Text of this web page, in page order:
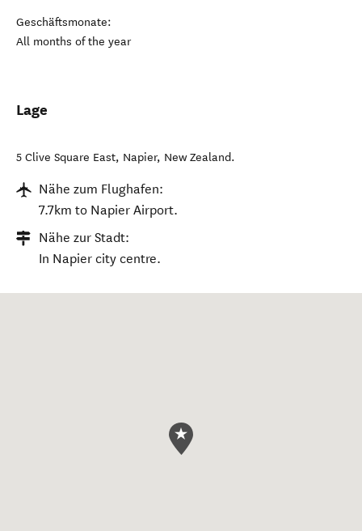
Geschäftsmonate:
All months of the year
Lage
5 Clive Square East, Napier, New Zealand.
Nähe zum Flughafen:
7.7km to Napier Airport.
Nähe zur Stadt:
In Napier city centre.